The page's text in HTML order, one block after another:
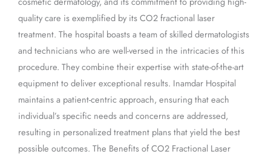
quality care is exemplified by its CO2 fractional laser
treatment. The hospital boasts a team of skilled dermatologists
and technicians who are well-versed in the intricacies of this
procedure. They combine their expertise with state-of-the-art
equipment to deliver exceptional results. Inamdar Hospital
maintains a patient-centric approach, ensuring that each
individual’s specific needs and concerns are addressed,
resulting in personalized treatment plans that yield the best
possible outcomes. The Benefits of CO2 Fractional Laser